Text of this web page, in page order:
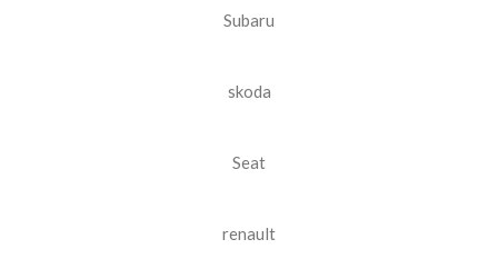
Subaru
skoda
Seat
renault